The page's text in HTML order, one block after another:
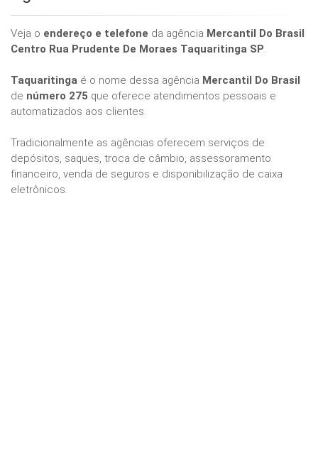
Veja o endereço e telefone da agência Mercantil Do Brasil
Centro Rua Prudente De Moraes Taquaritinga SP.
Taquaritinga é o nome dessa agência Mercantil Do Brasil
de número 275 que oferece atendimentos pessoais e
automatizados aos clientes.
Tradicionalmente as agências oferecem serviços de
depósitos, saques, troca de câmbio, assessoramento
financeiro, venda de seguros e disponibilização de caixa
eletrônicos.